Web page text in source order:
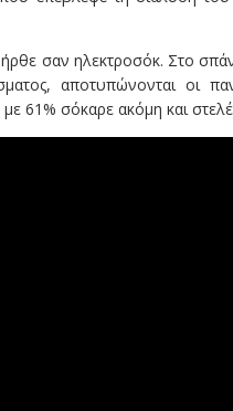
σαν ηλεκτροσόκ. Στο
αποτυπώνονται οι
61% σόκαρε ακόμη και